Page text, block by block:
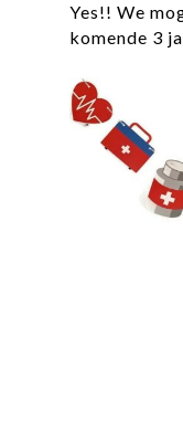
Yes!! We
komende 3